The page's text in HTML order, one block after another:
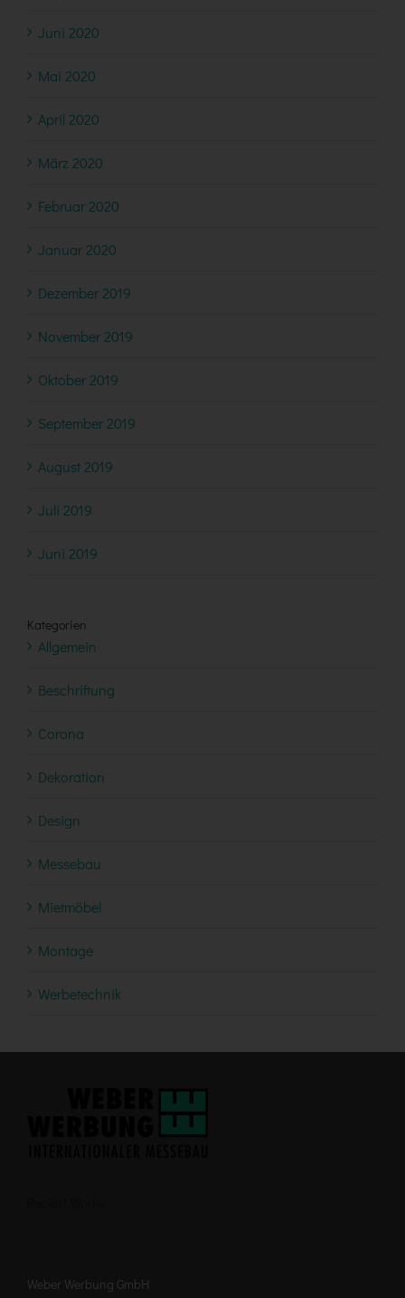
Juni 2020
Mai 2020
April 2020
März 2020
Februar 2020
Januar 2020
Dezember 2019
November 2019
Oktober 2019
September 2019
August 2019
Juli 2019
Juni 2019
Kategorien
Allgemein
Beschriftung
Corona
Dekoration
Design
Messebau
Mietmöbel
Montage
Werbetechnik
Weber Werbung GmbH